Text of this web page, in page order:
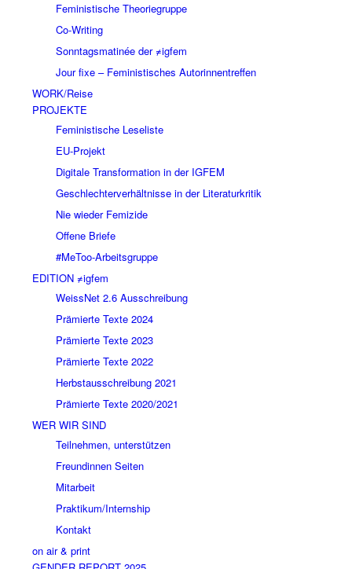
Feministische Theoriegruppe
Co-Writing
Sonntagsmatinée der ≠igfem
Jour fixe – Feministisches Autorinnentreffen
WORK/Reise
PROJEKTE
Feministische Leseliste
EU-Projekt
Digitale Transformation in der IGFEM
Geschlechterverhältnisse in der Literaturkritik
Nie wieder Femizide
Offene Briefe
#MeToo-Arbeitsgruppe
EDITION ≠igfem
WeissNet 2.6 Ausschreibung
Prämierte Texte 2024
Prämierte Texte 2023
Prämierte Texte 2022
Herbstausschreibung 2021
Prämierte Texte 2020/2021
WER WIR SIND
Teilnehmen, unterstützen
Freundinnen Seiten
Mitarbeit
Praktikum/Internship
Kontakt
on air & print